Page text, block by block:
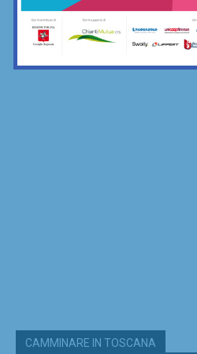
CAMMINARE IN TOSCANA